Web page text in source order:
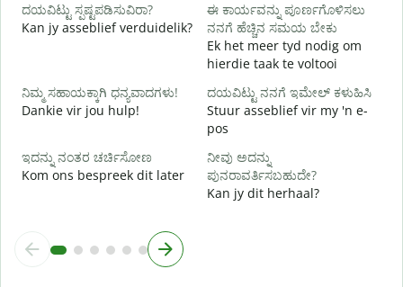
ದಯವಿಟ್ಟು ಸ್ಪಷ್ಟಪಡಿಸುವಿರಾ?
Kan jy asseblief verduidelik?
ಈ ಕಾರ್ಯವನ್ನು ಪೂರ್ಣಗೊಳಿಸಲು
ನನಗೆ ಹೆಚ್ಚಿನ ಸಮಯ ಬೇಕು
Ek het meer tyd nodig om
hierdie taak te voltooi
ನಿಮ್ಮ ಸಹಾಯಕ್ಕಾಗಿ ಧನ್ಯವಾದಗಳು!
Dankie vir jou hulp!
ದಯವಿಟ್ಟು ನನಗೆ ಇಮೇಲ್ ಕಳುಹಿಸಿ
Stuur asseblief vir my 'n e-
pos
ಇದನ್ನು ನಂತರ ಚರ್ಚಿಸೋಣ
Kom ons bespreek dit later
ನೀವು ಅದನ್ನು
ಪುನರಾವರ್ತಿಸಬಹುದೇ?
Kan jy dit herhaal?